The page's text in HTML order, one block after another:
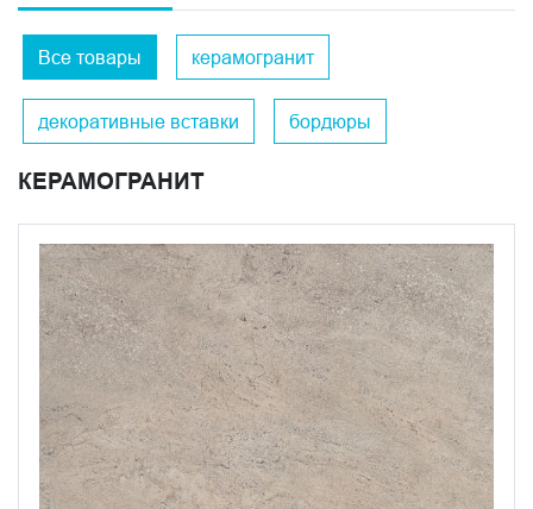
Все товары керамогранит
декоративные вставки бордюры
КЕРАМОГРАНИТ